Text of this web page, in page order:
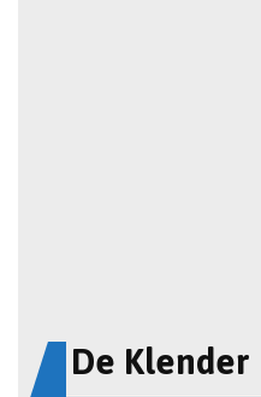
De Klender